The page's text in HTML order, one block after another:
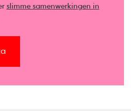
slimme samenwerkingen in